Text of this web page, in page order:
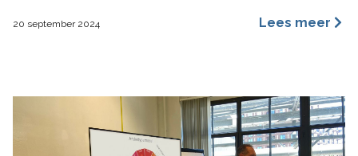
kunnen zijn en efficiëntie cruciaal is. In deze blogpost 4
intern maken dat je dit gaat waarmaken!
20 september 2024 Lees meer